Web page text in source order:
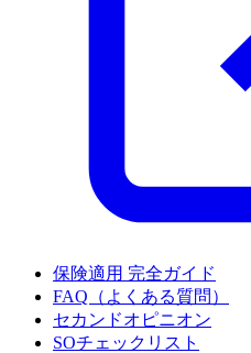
保険適用 完全ガイド
FAQ（よくある質問）
セカンドオピニオン
SOチェックリスト